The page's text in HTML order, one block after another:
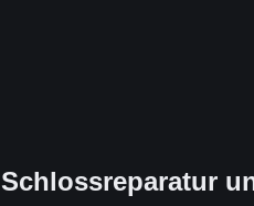
Schlossreparatur